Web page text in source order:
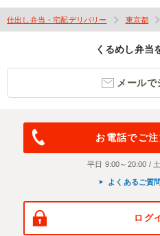
仕出し弁当・宅配デリバリー 東京都
くるめし弁当
メールで
お電話でご
平日 9:00～20:00 /
よくあるご質
ログ